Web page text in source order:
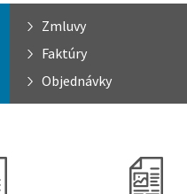
Zmluvy
Faktúry
Objednávky